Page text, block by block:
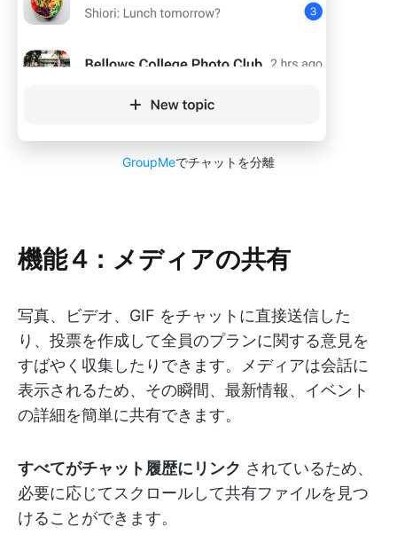
GroupMeでチャットを分離
機能 4：メディアの共有
写真、ビデオ、GIF をチャットに直接送信した
り、投票を作成して全員のプランに関する意見を
すばやく収集したりできます。メディアは会話に
表示されるため、その瞬間、最新情報、イベント
の詳細を簡単に共有できます。
すべてがチャット履歴にリンク されているため、
必要に応じてスクロールして共有ファイルを見つ
けることができます。